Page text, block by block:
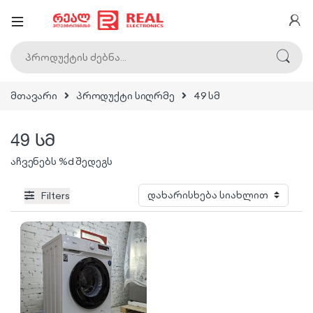
მთავარი პროდუქტი სიღრმე 49 სმ
49 სმ
აჩვენებს %d შედეგს
Filters